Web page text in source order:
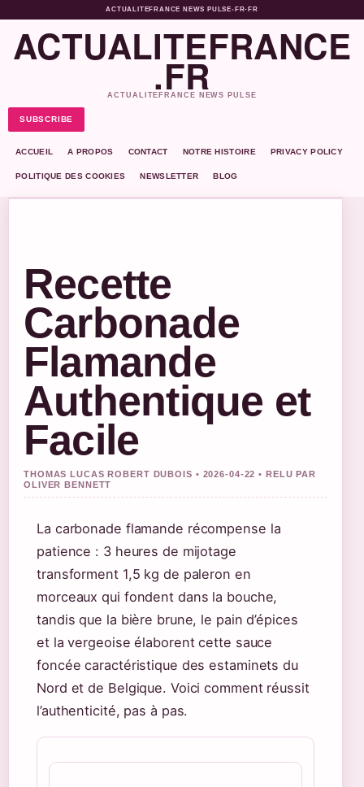
ACTUALITEFRANCE NEWS PULSE• FR-FR
ACTUALITEFRANCE
.FR
ACTUALITEFRANCE NEWS PULSE
SUBSCRIBE
ACCUEIL A PROPOS CONTACT NOTRE HISTOIRE PRIVACY POLICY
POLITIQUE DES COOKIES NEWSLETTER BLOG
Recette
Carbonade
Flamande
Authentique et
Facile
THOMAS LUCAS ROBERT DUBOIS • 2026-04-22 • RELU PAR
OLIVER BENNETT
La carbonade flamande récompense la
patience : 3 heures de mijotage
transforment 1,5 kg de paleron en
morceaux qui fondent dans la bouche,
tandis que la bière brune, le pain d’épices
et la vergeoise élaborent cette sauce
foncée caractéristique des estaminets du
Nord et de Belgique. Voici comment réussit
l’authenticité, pas à pas.